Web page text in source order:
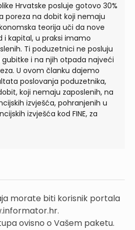
Hrvatske posluje gotovo 30%
poreza na dobit koji nemaju
teorija uči da nove
i kapital, u praksi imamo
Ti poduzetnici ne posluju
i na njih otpada najveći
U ovom članku dajemo
poslovanja poduzetnika,
koji nemaju zaposlenih, na
izvješća, pohranjenih u
izvješća kod FINE, za
morate biti korisnik portala
ovisno o Vašem paketu.